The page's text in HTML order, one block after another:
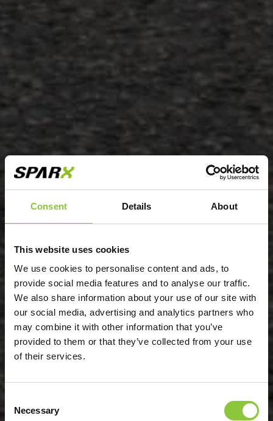
Consent Details About
This website uses cookies
We use cookies to personalise content and ads, to
provide social media features and to analyse our traffic.
We also share information about your use of our site with
our social media, advertising and analytics partners who
may combine it with other information that you’ve
provided to them or that they’ve collected from your use
of their services.
Selection
Necessary